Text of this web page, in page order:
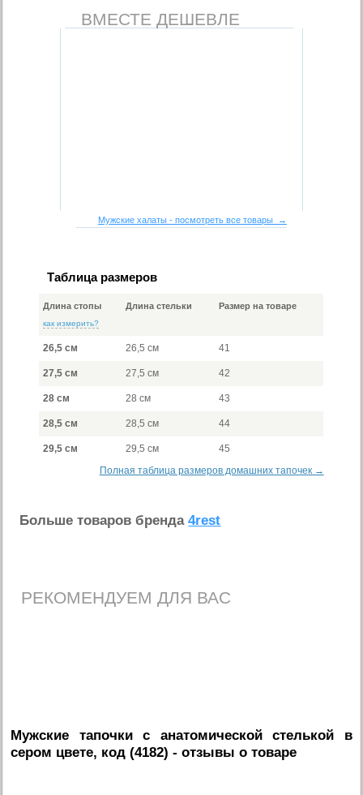
ВМЕСТЕ ДЕШЕВЛЕ
Мужские халаты - посмотреть все товары →
Таблица размеров
Длина стопы
как измерить?
Длина стельки Размер на товаре
26,5 см 26,5 см 41
27,5 см 27,5 см 42
28 см 28 см 43
28,5 см 28,5 см 44
29,5 см 29,5 см
45
Полная таблица размеров домашних тапочек →
Больше товаров бренда4rest
РЕКОМЕНДУЕМ ДЛЯ ВАС
Мужские тапочки с анатомической стелькой в
сером цвете, код (4182) - отзывы о товаре